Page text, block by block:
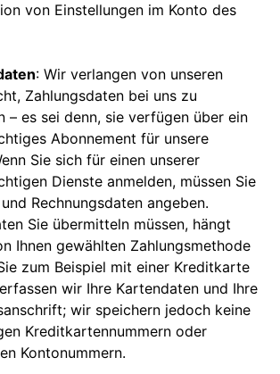
von Einstellungen im Konto des
: Wir verlangen von unseren
Zahlungsdaten bei uns zu
– es sei denn, sie verfügen über ein
Abonnement für unsere
Sie sich für einen unserer
Dienste anmelden, müssen Sie
Rechnungsdaten angeben.
Sie übermitteln müssen, hängt
Ihnen gewählten Zahlungsmethode
zum Beispiel mit einer Kreditkarte
wir Ihre Kartendaten und Ihre
wir speichern jedoch keine
Kreditkartennummern oder
Kontonummern.